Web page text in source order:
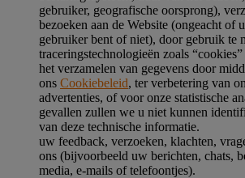
gebruiker, geografische oorsprong),
bezoeken aan de Website (ongeacht of
gebruiker bent of niet), door gebruik te
traceringstechnologieën zoals
het verzamelen van gegevens door
ons Cookiebeleid, ter verbetering van
advertenties, of voor onze statistische
gevallen zullen we u niet kunnen
van deze technische informatie.
uw feedback, verzoeken, klachten,
ons (bijvoorbeeld uw berichten, chats,
media, e-mails of telefoontjes).